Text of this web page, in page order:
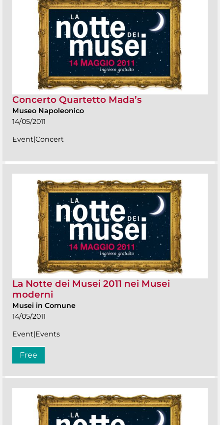
Concerto Quartetto Mada’s
Museo Napoleonico
14/05/2011
Event|Concert
La Notte dei Musei 2011 nei Musei
moderni
Musei in Comune
14/05/2011
Event|Events
Free